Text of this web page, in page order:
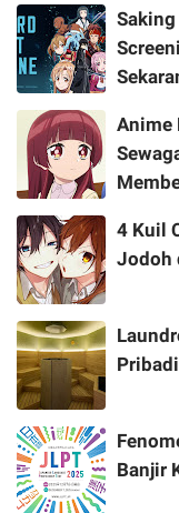
Anime
4 Kuil
Jodoh
Banjir